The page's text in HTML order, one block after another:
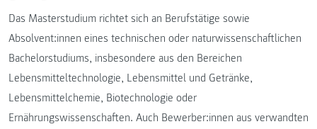
Das Masterstudium richtet sich an Berufstätige sowie
Absolvent:innen eines technischen oder naturwissenschaftlichen
Bachelorstudiums, insbesondere aus den Bereichen
Lebensmitteltechnologie, Lebensmittel und Getränke,
Lebensmittelchemie, Biotechnologie oder
Ernährungswissenschaften. Auch Bewerber:innen aus verwandten